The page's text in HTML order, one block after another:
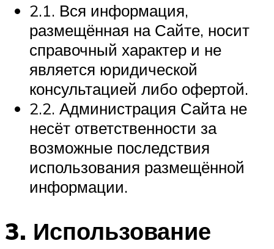
2.1. Вся информация,
размещённая на Сайте, носит
справочный характер и не
является юридической
консультацией либо офертой.
2.2. Администрация Сайта не
несёт ответственности за
возможные последствия
использования размещённой
информации.
3. Использование